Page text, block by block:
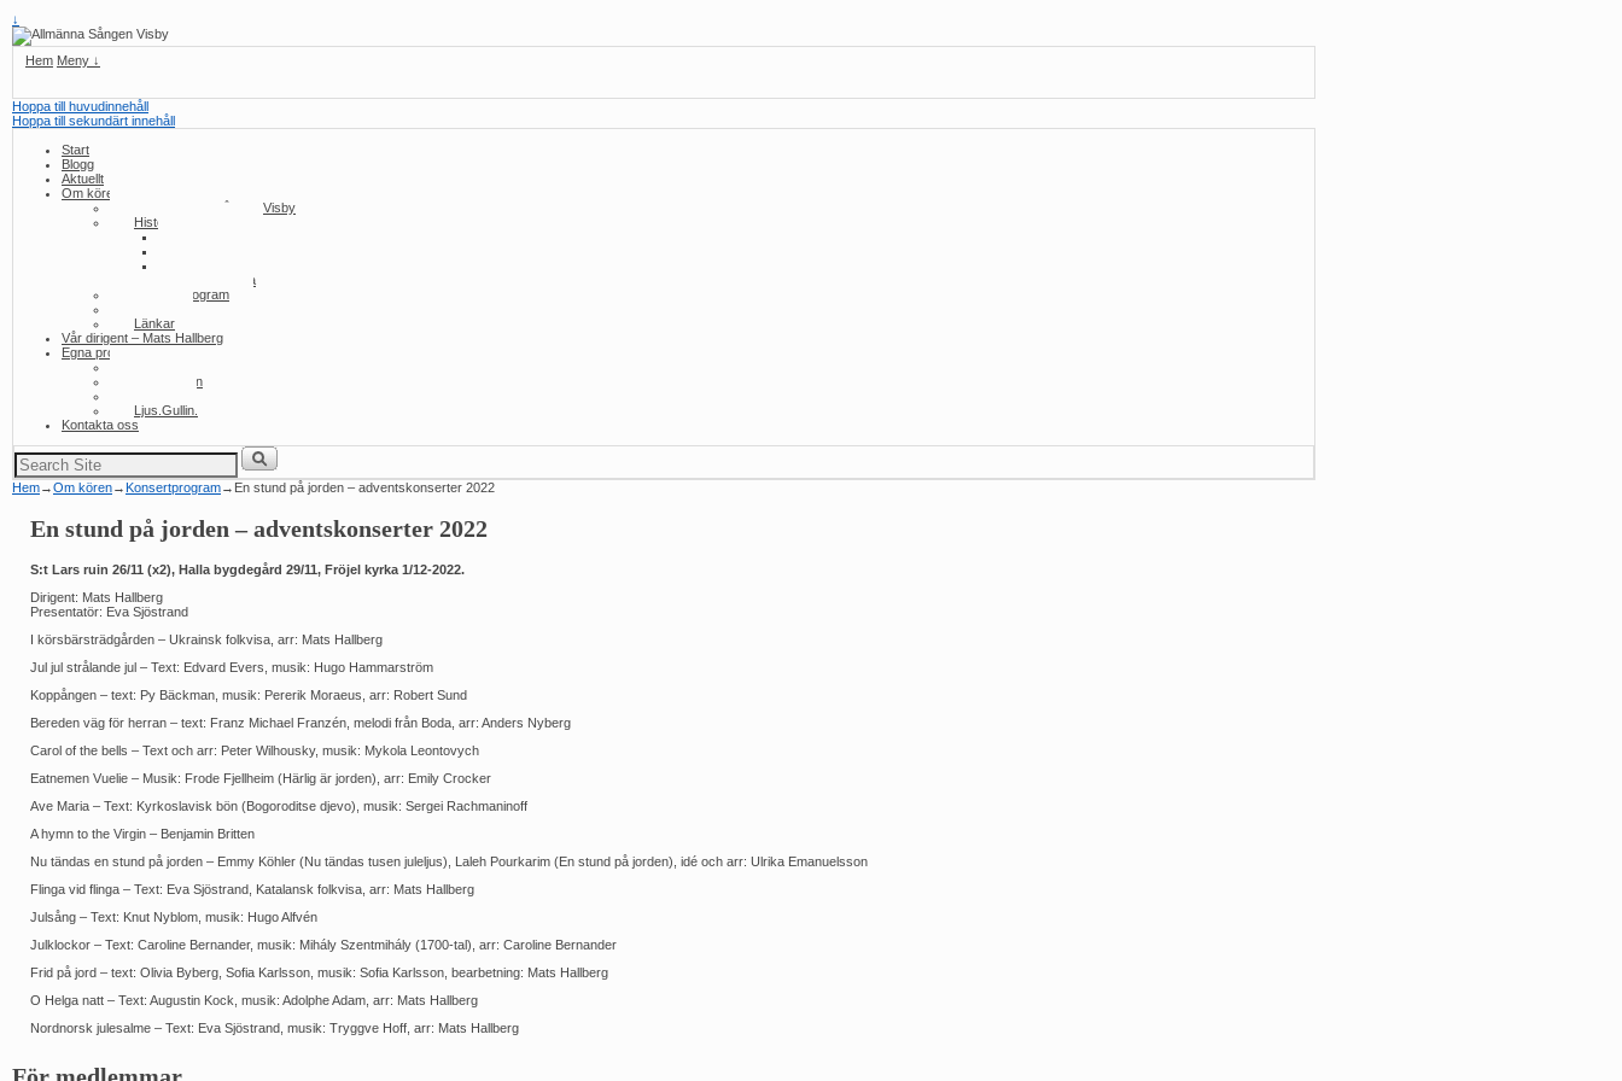
↓
Hem Meny ↓
Hoppa till huvudinnehåll
Hoppa till sekundärt innehåll
Start
Blogg
Aktuellt
Om kören
Om Allmänna Sången Visby
Historia/konserter
Tidig historia
Konsertprogram
Länkar
Vår dirigent – Mats Hallberg
Egna produktioner
Utlottningen
Ljus.Gullin.
Kontakta oss
Sök
efter:
Hem→Om kören→Konsertprogram→ En stund på jorden – adventskonserter 2022
En stund på jorden – adventskonserter 2022
S:t Lars ruin 26/11 (x2), Halla bygdegård 29/11, Fröjel kyrka 1/12-2022.
Dirigent: Mats Hallberg
Presentatör: Eva Sjöstrand
I körsbärsträdgården – Ukrainsk folkvisa, arr: Mats Hallberg
Jul jul strålande jul – Text: Edvard Evers, musik: Hugo Hammarström
Koppången – text: Py Bäckman, musik: Pererik Moraeus, arr: Robert Sund
Bereden väg för herran – text: Franz Michael Franzén, melodi från Boda, arr: Anders Nyberg
Carol of the bells – Text och arr: Peter Wilhousky, musik: Mykola Leontovych
Eatnemen Vuelie – Musik: Frode Fjellheim (Härlig är jorden), arr: Emily Crocker
Ave Maria – Text: Kyrkoslavisk bön (Bogoroditse djevo), musik: Sergei Rachmaninoff
A hymn to the Virgin – Benjamin Britten
Nu tändas en stund på jorden – Emmy Köhler (Nu tändas tusen juleljus), Laleh Pourkarim (En stund på jorden), idé och arr: Ulrika Emanuelsson
Flinga vid flinga – Text: Eva Sjöstrand, Katalansk folkvisa, arr: Mats Hallberg
Julsång – Text: Knut Nyblom, musik: Hugo Alfvén
Julklockor – Text: Caroline Bernander, musik: Mihály Szentmihály (1700-tal), arr: Caroline Bernander
Frid på jord – text: Olivia Byberg, Sofia Karlsson, musik: Sofia Karlsson, bearbetning: Mats Hallberg
O Helga natt – Text: Augustin Kock, musik: Adolphe Adam, arr: Mats Hallberg
Nordnorsk julesalme – Text: Eva Sjöstrand, musik: Tryggve Hoff, arr: Mats Hallberg